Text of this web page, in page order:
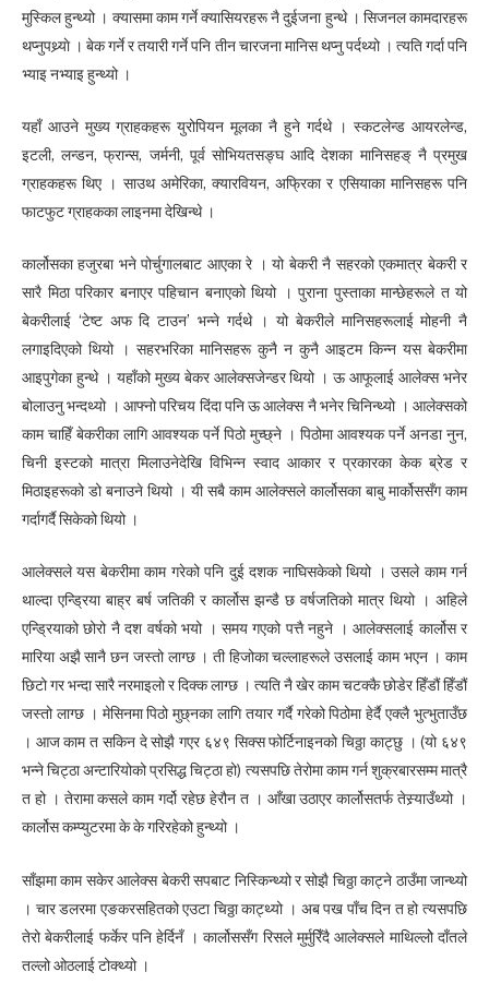
मुस्किल हुन्थ्यो । क्यासमा काम गर्ने क्यासियरहरू नै दुईजना हुन्थे । सिजनल कामदारहरू
थप्नुपथ्र्याे । बेक गर्ने र तयारी गर्ने पनि तीन चारजना मानिस थप्नु पर्दथ्यो । त्यति गर्दा पनि
भ्याइ नभ्याइ हुन्थ्यो ।
यहाँ आउने मुख्य ग्राहकहरू युरोपियन मूलका नै हुने गर्दथे । स्कटलेन्ड आयरलेन्ड,
इटली, लन्डन, फ्रान्स, जर्मनी, पूर्व सोभियतसङ्घ आदि देशका मानिसहङ् नै प्रमुख
ग्राहकहरू थिए । साउथ अमेरिका, क्यारवियन, अफ्रिका र एसियाका मानिसहरू पनि
फाटफुट ग्राहकका लाइनमा देखिन्थे ।
कार्लोसका हजुरबा भने पोर्चुगालबाट आएका रे । यो बेकरी नै सहरको एकमात्र बेकरी र
सारै मिठा परिकार बनाएर पहिचान बनाएको थियो । पुराना पुस्ताका मान्छेहरूले त यो
बेकरीलाई ‘टेष्ट अफ दि टाउन’ भन्ने गर्दथे । यो बेकरीले मानिसहरूलाई मोहनी नै
लगाइदिएको थियो । सहरभरिका मानिसहरू कुनै न कुनै आइटम किन्न यस बेकरीमा
आइपुगेका हुन्थे । यहाँको मुख्य बेकर आलेक्सजेन्डर थियो । ऊ आफूलाई आलेक्स भनेर
बोलाउनु भन्दथ्यो । आफ्नो परिचय दिंदा पनि ऊ आलेक्स नै भनेर चिनिन्थ्यो । आलेक्सको
काम चाहिँ बेकरीका लागि आवश्यक पर्ने पिठो मुच्छ्ने । पिठोमा आवश्यक पर्ने अनडा नुन,
चिनी इस्टको मात्रा मिलाउनेदेखि विभिन्न स्वाद आकार र प्रकारका केक ब्रेड र
मिठाइहरूको डो बनाउने थियो । यी सबै काम आलेक्सले कार्लोसका बाबु मार्कोससँग काम
गर्दागर्दै सिकेको थियो ।
आलेक्सले यस बेकरीमा काम गरेको पनि दुई दशक नाघिसकेको थियो । उसले काम गर्न
थाल्दा एन्ड्रिया बाह्र बर्ष जतिकी र कार्लोस झन्डै छ वर्षजतिको मात्र थियो । अहिले
एन्ड्रियाको छोरो नै दश वर्षको भयो । समय गएको पत्तै नहुने । आलेक्सलाई कार्लोस र
मारिया अझै सानै छन जस्तो लाग्छ । ती हिजोका चल्लाहरूले उसलाई काम भएन । काम
छिटो गर भन्दा सारै नरमाइलो र दिक्क लाग्छ । त्यति नै खेर काम चटक्कै छोडेर हिँडौं हिँडौं
जस्तो लाग्छ । मेसिनमा पिठो मुछ्नका लागि तयार गर्दै गरेको पिठोमा हेर्दै एक्लै भुत्भुताउँछ
। आज काम त सकिन दे सोझै गएर ६४९ सिक्स फोर्टिनाइनको चिठ्ठा काट्छु । (यो ६४९
भन्ने चिट्ठा अन्टारियोको प्रसिद्ध चिट्ठा हो) त्यसपछि तेरोमा काम गर्न शुक्रबारसम्म मात्रै
त हो । तेरामा कसले काम गर्दो रहेछ हेरौन त । आँखा उठाएर कार्लोसतर्फ तेस्र्याउँथ्यो ।
कार्लोस कम्प्युटरमा के के गरिरहेको हुन्थ्यो ।
साँझमा काम सकेर आलेक्स बेकरी सपबाट निस्किन्थ्यो र सोझै चिठ्ठा काट्ने ठाउँमा जान्थ्यो
। चार डलरमा एङकरसहितको एउटा चिठ्ठा काट्थ्यो । अब पख पाँच दिन त हो त्यसपछि
तेरो बेकरीलाई फर्केर पनि हेर्दिनँ । कार्लोससँग रिसले मुर्मुरिँदै आलेक्सले माथिल्लोे दाँतले
तल्लो ओठलाई टोक्थ्यो ।